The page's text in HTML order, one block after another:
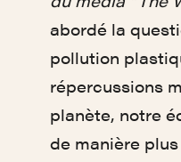
abordé la
pollution
répercussions
planète, notre
de manière